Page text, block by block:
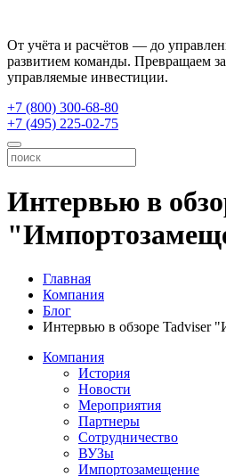
От учёта и расчётов — до
развитием команды. Превращаем
управляемые инвестиции.
+7 (800) 300-68-80
+7 (495) 225-02-75
Интервью в
Главная
Компания
Блог
Интервью в обзоре Tadviser
Компания
История
Новости
Мероприятия
Партнеры
Сотрудничество
ВУЗы
Импортозамещение